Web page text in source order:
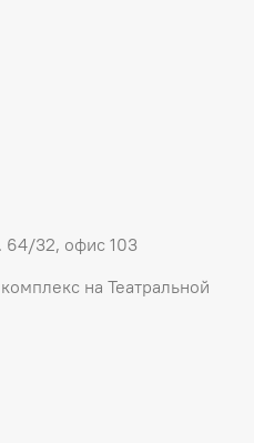
64/32, офис 103
на Театральной